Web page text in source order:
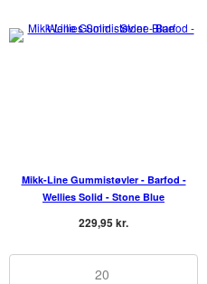
Mikk-Line Gummistøvler - Barfod -
Wellies Solid - Stone Blue
229,95 kr.
20